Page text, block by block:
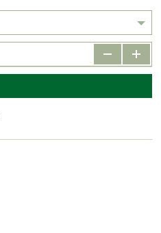
- +